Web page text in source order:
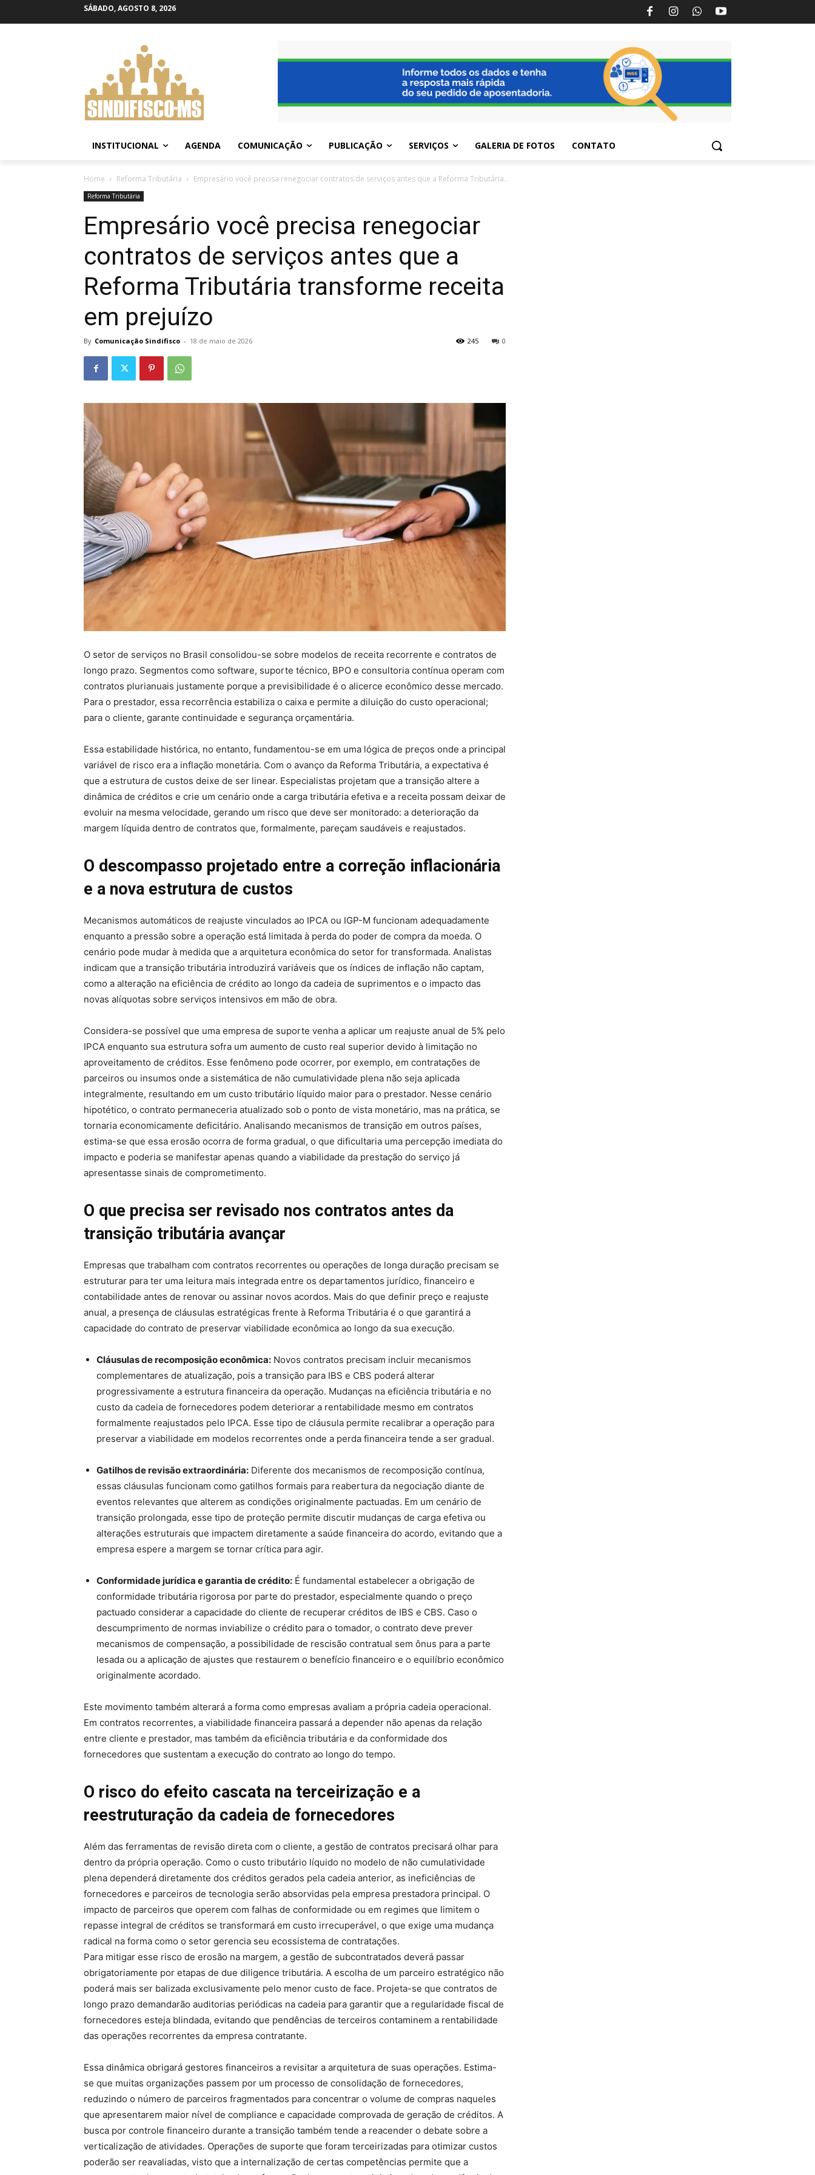
SÁBADO, AGOSTO 8, 2026
INSTITUCIONAL AGENDA COMUNICAÇÃO PUBLICAÇÃO SERVIÇOS GALERIA DE FOTOS CONTATO
Home Reforma Tributária Empresário você precisa renegociar contratos de serviços antes que a Reforma Tributária...
Reforma Tributária
Empresário você precisa renegociar
contratos de serviços antes que a
Reforma Tributária transforme receita
em prejuízo
By Comunicação Sindifisco - 18 de maio de 2026 0
245
O setor de serviços no Brasil consolidou-se sobre modelos de receita recorrente e contratos de
longo prazo. Segmentos como software, suporte técnico, BPO e consultoria contínua operam com
contratos plurianuais justamente porque a previsibilidade é o alicerce econômico desse mercado.
Para o prestador, essa recorrência estabiliza o caixa e permite a diluição do custo operacional;
para o cliente, garante continuidade e segurança orçamentária.
Essa estabilidade histórica, no entanto, fundamentou-se em uma lógica de preços onde a principal
variável de risco era a inflação monetária. Com o avanço da Reforma Tributária, a expectativa é
que a estrutura de custos deixe de ser linear. Especialistas projetam que a transição altere a
dinâmica de créditos e crie um cenário onde a carga tributária efetiva e a receita possam deixar de
evoluir na mesma velocidade, gerando um risco que deve ser monitorado: a deterioração da
margem líquida dentro de contratos que, formalmente, pareçam saudáveis e reajustados.
O descompasso projetado entre a correção inflacionária
e a nova estrutura de custos
Mecanismos automáticos de reajuste vinculados ao IPCA ou IGP-M funcionam adequadamente
enquanto a pressão sobre a operação está limitada à perda do poder de compra da moeda. O
cenário pode mudar à medida que a arquitetura econômica do setor for transformada. Analistas
indicam que a transição tributária introduzirá variáveis que os índices de inflação não captam,
como a alteração na eficiência de crédito ao longo da cadeia de suprimentos e o impacto das
novas alíquotas sobre serviços intensivos em mão de obra.
Considera-se possível que uma empresa de suporte venha a aplicar um reajuste anual de 5% pelo
IPCA enquanto sua estrutura sofra um aumento de custo real superior devido à limitação no
aproveitamento de créditos. Esse fenômeno pode ocorrer, por exemplo, em contratações de
parceiros ou insumos onde a sistemática de não cumulatividade plena não seja aplicada
integralmente, resultando em um custo tributário líquido maior para o prestador. Nesse cenário
hipotético, o contrato permaneceria atualizado sob o ponto de vista monetário, mas na prática, se
tornaria economicamente deficitário. Analisando mecanismos de transição em outros países,
estima-se que essa erosão ocorra de forma gradual, o que dificultaria uma percepção imediata do
impacto e poderia se manifestar apenas quando a viabilidade da prestação do serviço já
apresentasse sinais de comprometimento.
O que precisa ser revisado nos contratos antes da
transição tributária avançar
Empresas que trabalham com contratos recorrentes ou operações de longa duração precisam se
estruturar para ter uma leitura mais integrada entre os departamentos jurídico, financeiro e
contabilidade antes de renovar ou assinar novos acordos. Mais do que definir preço e reajuste
anual, a presença de cláusulas estratégicas frente à Reforma Tributária é o que garantirá a
capacidade do contrato de preservar viabilidade econômica ao longo da sua execução.
Cláusulas de recomposição econômica: Novos contratos precisam incluir mecanismos
complementares de atualização, pois a transição para IBS e CBS poderá alterar
progressivamente a estrutura financeira da operação. Mudanças na eficiência tributária e no
custo da cadeia de fornecedores podem deteriorar a rentabilidade mesmo em contratos
formalmente reajustados pelo IPCA. Esse tipo de cláusula permite recalibrar a operação para
preservar a viabilidade em modelos recorrentes onde a perda financeira tende a ser gradual.
Gatilhos de revisão extraordinária: Diferente dos mecanismos de recomposição contínua,
essas cláusulas funcionam como gatilhos formais para reabertura da negociação diante de
eventos relevantes que alterem as condições originalmente pactuadas. Em um cenário de
transição prolongada, esse tipo de proteção permite discutir mudanças de carga efetiva ou
alterações estruturais que impactem diretamente a saúde financeira do acordo, evitando que a
empresa espere a margem se tornar crítica para agir.
Conformidade jurídica e garantia de crédito: É fundamental estabelecer a obrigação de
conformidade tributária rigorosa por parte do prestador, especialmente quando o preço
pactuado considerar a capacidade do cliente de recuperar créditos de IBS e CBS. Caso o
descumprimento de normas inviabilize o crédito para o tomador, o contrato deve prever
mecanismos de compensação, a possibilidade de rescisão contratual sem ônus para a parte
lesada ou a aplicação de ajustes que restaurem o benefício financeiro e o equilíbrio econômico
originalmente acordado.
Este movimento também alterará a forma como empresas avaliam a própria cadeia operacional.
Em contratos recorrentes, a viabilidade financeira passará a depender não apenas da relação
entre cliente e prestador, mas também da eficiência tributária e da conformidade dos
fornecedores que sustentam a execução do contrato ao longo do tempo.
O risco do efeito cascata na terceirização e a
reestruturação da cadeia de fornecedores
Além das ferramentas de revisão direta com o cliente, a gestão de contratos precisará olhar para
dentro da própria operação. Como o custo tributário líquido no modelo de não cumulatividade
plena dependerá diretamente dos créditos gerados pela cadeia anterior, as ineficiências de
fornecedores e parceiros de tecnologia serão absorvidas pela empresa prestadora principal. O
impacto de parceiros que operem com falhas de conformidade ou em regimes que limitem o
repasse integral de créditos se transformará em custo irrecuperável, o que exige uma mudança
radical na forma como o setor gerencia seu ecossistema de contratações.
Para mitigar esse risco de erosão na margem, a gestão de subcontratados deverá passar
obrigatoriamente por etapas de due diligence tributária. A escolha de um parceiro estratégico não
poderá mais ser balizada exclusivamente pelo menor custo de face. Projeta-se que contratos de
longo prazo demandarão auditorias periódicas na cadeia para garantir que a regularidade fiscal de
fornecedores esteja blindada, evitando que pendências de terceiros contaminem a rentabilidade
das operações recorrentes da empresa contratante.
Essa dinâmica obrigará gestores financeiros a revisitar a arquitetura de suas operações. Estima-
se que muitas organizações passem por um processo de consolidação de fornecedores,
reduzindo o número de parceiros fragmentados para concentrar o volume de compras naqueles
que apresentarem maior nível de compliance e capacidade comprovada de geração de créditos. A
busca por controle financeiro durante a transição também tende a reacender o debate sobre a
verticalização de atividades. Operações de suporte que foram terceirizadas para otimizar custos
poderão ser reavaliadas, visto que a internalização de certas competências permite que a